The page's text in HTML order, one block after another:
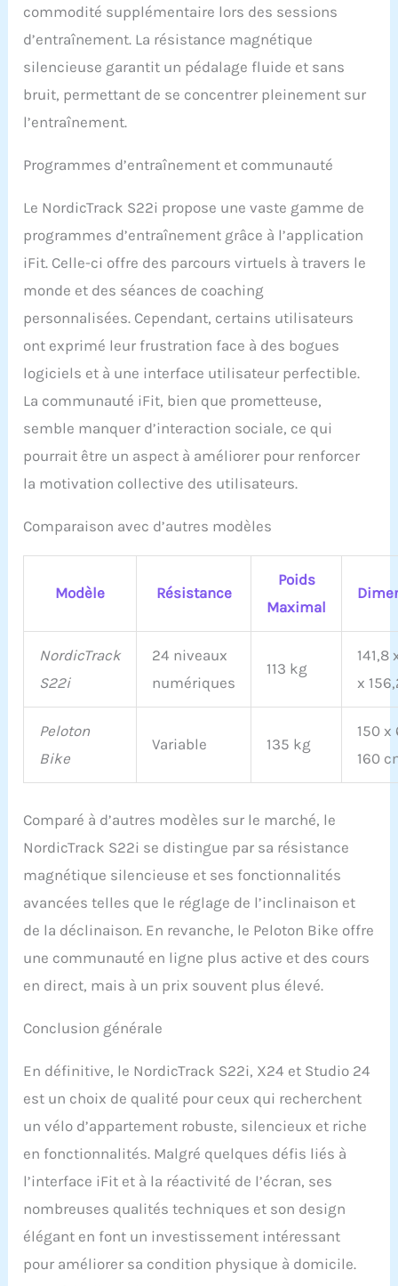
Maps] Choisissez votre
un parcours
personnalisé avec Google
dans le lieu grâce aux
votre rythme.
avec un encombrement
de 145 par 56 cm.
[Applications tierces] iFIT
se synchronise avec
Strava, Garmin, Google
Fit et Apple Health pour
que vous puissiez
accéder à toutes vos
données de fitness en un
commodité supplémentaire lors des sessions
d’entraînement. La résistance magnétique
silencieuse garantit un pédalage fluide et sans
bruit, permettant de se concentrer pleinement sur
l’entraînement.
Programmes d’entraînement et communauté
Le NordicTrack S22i propose une vaste gamme de
programmes d’entraînement grâce à l’application
iFit. Celle-ci offre des parcours virtuels à travers le
monde et des séances de coaching
personnalisées. Cependant, certains utilisateurs
ont exprimé leur frustration face à des bogues
logiciels et à une interface utilisateur perfectible.
La communauté iFit, bien que prometteuse,
semble manquer d’interaction sociale, ce qui
pourrait être un aspect à améliorer pour renforcer
la motivation collective des utilisateurs.
Comparaison avec d’autres modèles
Modèle Résistance
Poids
Maximal
NordicTrack
S22i
24 niveaux
numériques
113 kg
141,8
x
Peloton
Bike
Variable 135 kg
150 x
160
Comparé à d’autres modèles sur le marché, le
NordicTrack S22i se distingue par sa résistance
magnétique silencieuse et ses fonctionnalités
avancées telles que le réglage de l’inclinaison et
de la déclinaison. En revanche, le Peloton Bike offre
une communauté en ligne plus active et des cours
en direct, mais à un prix souvent plus élevé.
Conclusion générale
En définitive, le NordicTrack S22i, X24 et Studio 24
est un choix de qualité pour ceux qui recherchent
un vélo d’appartement robuste, silencieux et riche
en fonctionnalités. Malgré quelques défis liés à
l’interface iFit et à la réactivité de l’écran, ses
nombreuses qualités techniques et son design
élégant en font un investissement intéressant
pour améliorer sa condition physique à domicile.